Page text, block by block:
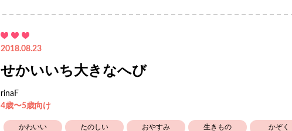
2018.08.23
せかいいち大きなへび
rinaF
4歳〜5歳向け
かわいい たのしい おやすみ 生きもの かぞく